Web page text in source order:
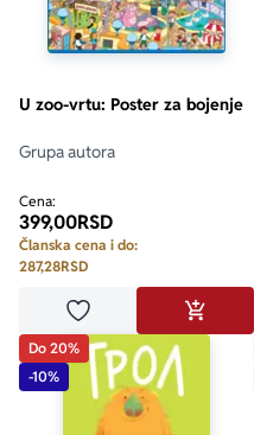
U zoo-vrtu: Poster za bojenje
Grupa autora
Cena:
399,00RSD
Članska cena i do:
287,28RSD
Dodaj u omiljeneDODAJ
Do 20%
-10%